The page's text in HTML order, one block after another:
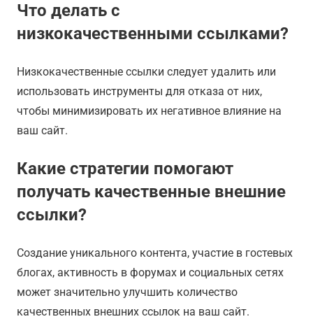
Что делать с
низкокачественными ссылками?
Низкокачественные ссылки следует удалить или
использовать инструменты для отказа от них,
чтобы минимизировать их негативное влияние на
ваш сайт.
Какие стратегии помогают
получать качественные внешние
ссылки?
Создание уникального контента, участие в гостевых
блогах, активность в форумах и социальных сетях
может значительно улучшить количество
качественных внешних ссылок на ваш сайт.